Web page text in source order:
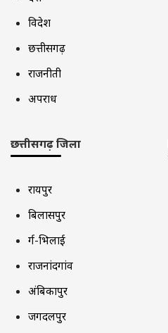
विदेश
छत्तीसगढ़
राजनीती
अपराध
छत्तीसगढ़ जिला
रायपुर
बिलासपुर
दुर्ग-भिलाई
राजनांदगांव
अंबिकापुर
जगदलपुर